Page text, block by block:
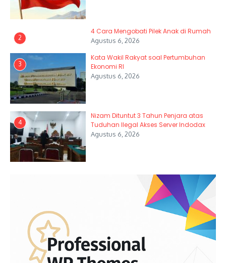
2
4 Cara Mengobati Pilek Anak di Rumah
Agustus 6, 2026
3
Kata Wakil Rakyat soal Pertumbuhan
Ekonomi RI
Agustus 6, 2026
4
Nizam Dituntut 3 Tahun Penjara atas
Tuduhan Ilegal Akses Server Indodax
Agustus 6, 2026